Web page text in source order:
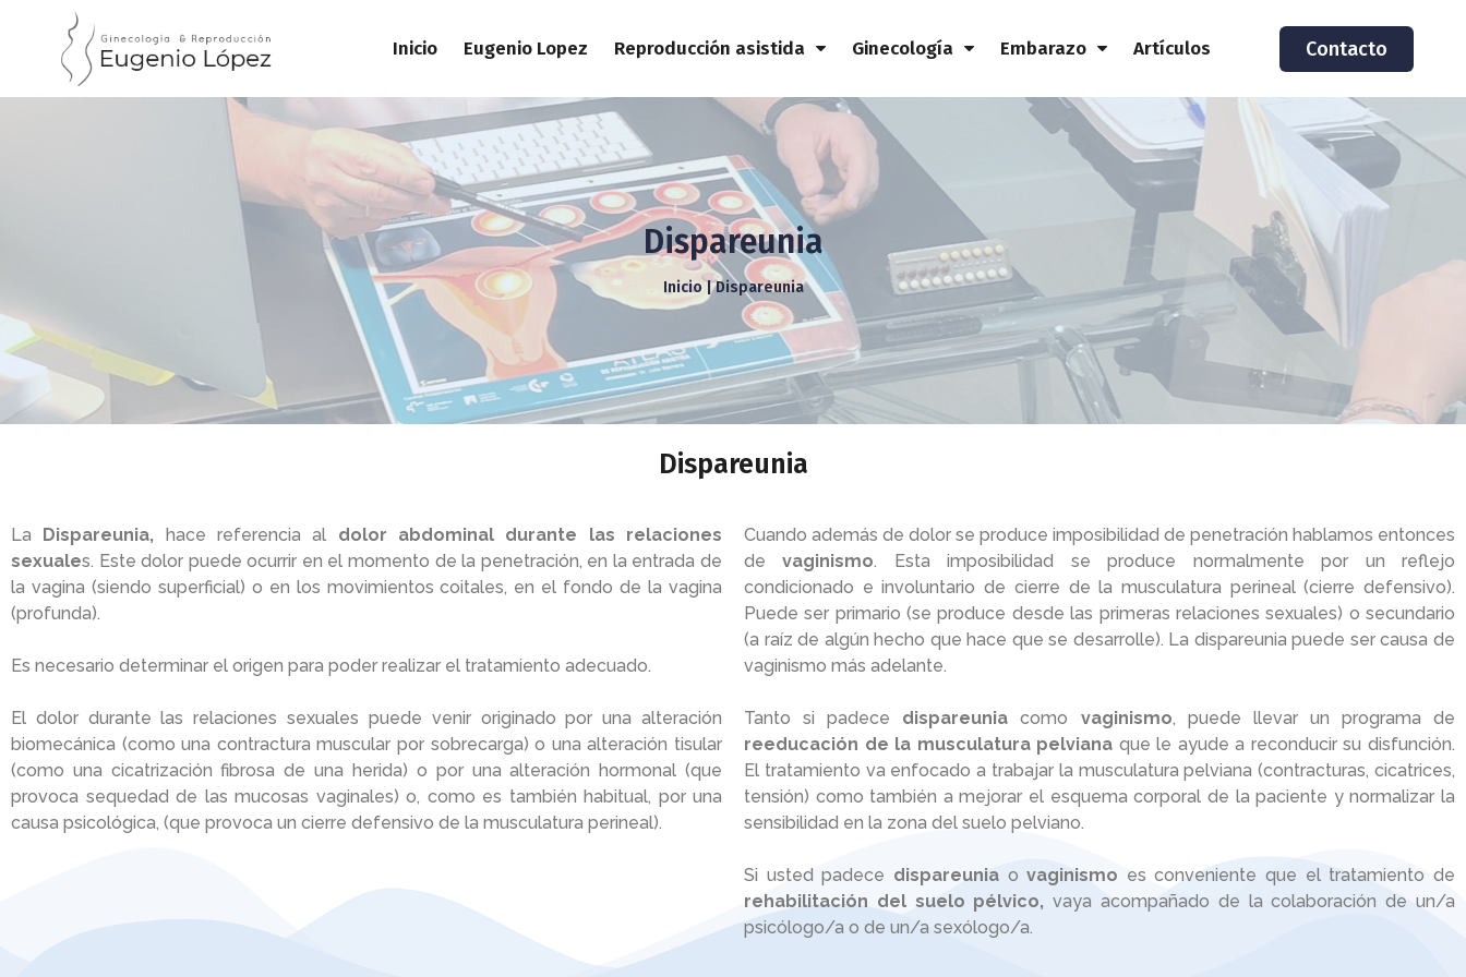
Inicio Eugenio Lopez Reproducción asistida Ginecología Embarazo Artículos Contacto
Dispareunia
Inicio | Dispareunia
Dispareunia
La Dispareunia, hace referencia al dolor abdominal durante las relaciones
sexuales. Este dolor puede ocurrir en el momento de la penetración, en la entrada de
la vagina (siendo superficial) o en los movimientos coitales, en el fondo de la vagina
(profunda).
Es necesario determinar el origen para poder realizar el tratamiento adecuado.
El dolor durante las relaciones sexuales puede venir originado por una alteración
biomecánica (como una contractura muscular por sobrecarga) o una alteración tisular
(como una cicatrización fibrosa de una herida) o por una alteración hormonal (que
provoca sequedad de las mucosas vaginales) o, como es también habitual, por una
causa psicológica, (que provoca un cierre defensivo de la musculatura perineal).
Cuando además de dolor se produce imposibilidad de penetración hablamos entonces
devaginismo. Esta imposibilidad se produce normalmente por un reflejo
condicionado e involuntario de cierre de la musculatura perineal (cierre defensivo).
Puede ser primario (se produce desde las primeras relaciones sexuales) o secundario
(a raíz de algún hecho que hace que se desarrolle). La dispareunia puede ser causa de
vaginismo más adelante.
Tanto si padece dispareunia como vaginismo, puede llevar un programa de
reeducación de la musculatura pelviana que le ayude a reconducir su disfunción.
El tratamiento va enfocado a trabajar la musculatura pelviana (contracturas, cicatrices,
tensión) como también a mejorar el esquema corporal de la paciente y normalizar la
sensibilidad en la zona del suelo pelviano.
Si usted padece dispareuniaovaginismo es conveniente que el tratamiento de
rehabilitación del suelo pélvico, vaya acompañado de la colaboración de un/a
psicólogo/a o de un/a sexólogo/a.